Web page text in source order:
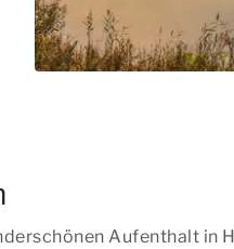
Aufenthalt in